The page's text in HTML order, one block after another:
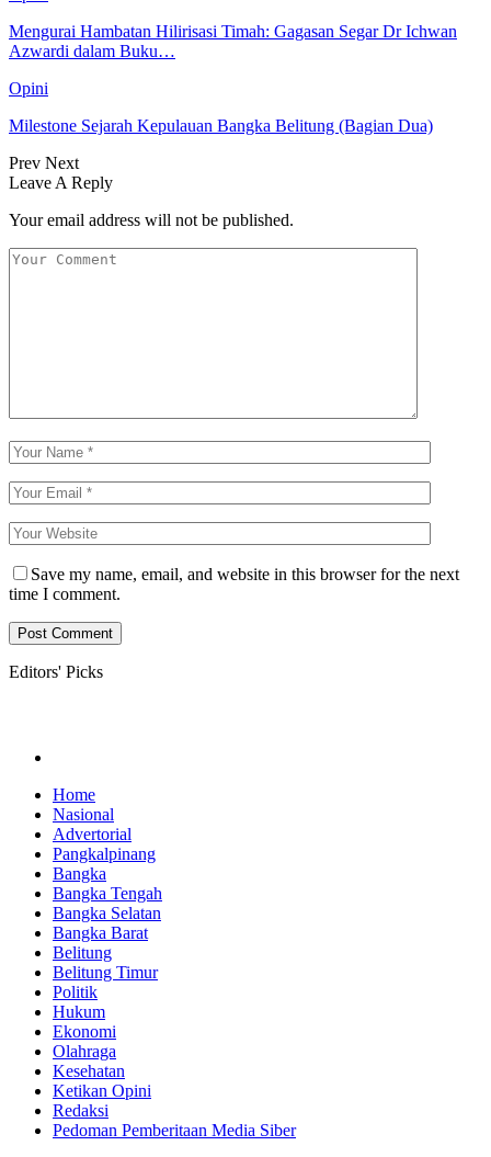
Mengurai Hambatan Hilirisasi Timah: Gagasan Segar Dr Ichwan
Azwardi dalam Buku…
Opini
Milestone Sejarah Kepulauan Bangka Belitung (Bagian Dua)
Prev Next
Leave A Reply
Your email address will not be published.
Save my name, email, and website in this browser for the next
time I comment.
Editors' Picks
Home
Nasional
Advertorial
Pangkalpinang
Bangka
Bangka Tengah
Bangka Selatan
Bangka Barat
Belitung
Belitung Timur
Politik
Hukum
Ekonomi
Olahraga
Kesehatan
Ketikan Opini
Redaksi
Pedoman Pemberitaan Media Siber